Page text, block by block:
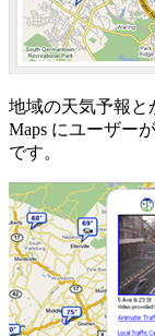
地域の天気予報と
Maps にユーザー
です。